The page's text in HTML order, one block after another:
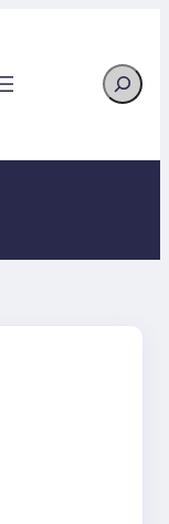
Search